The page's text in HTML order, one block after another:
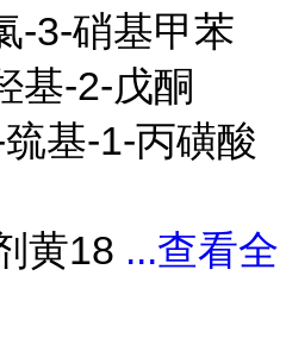
-3-硝基甲苯
基-2-戊酮
基-1-丙磺酸
黄18 ...查看全